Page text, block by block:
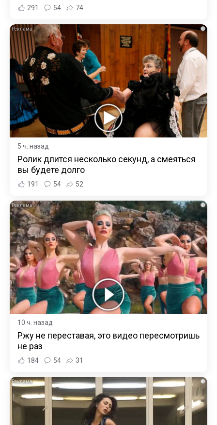
291 54 74
i
5 ч. назад
Ролик длится несколько секунд, а смеяться
вы будете долго
191 54 52
i
10 ч. назад
Ржу не переставая, это видео пересмотришь
не раз
184 54 31
i